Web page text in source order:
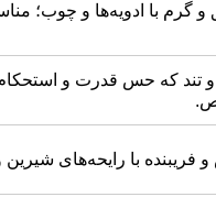
و گرم با ادویه‌ها و چوب؛
و تند که حس قدرت و
با رایحه‌های